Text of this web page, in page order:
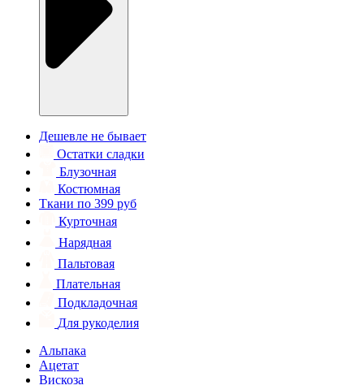
Дешевле не бывает
Остатки сладки
Блузочная
Костюмная
Ткани по 399 руб
Курточная
Нарядная
Пальтовая
Плательная
Подкладочная
Для рукоделия
Альпака
Ацетат
Вискоза